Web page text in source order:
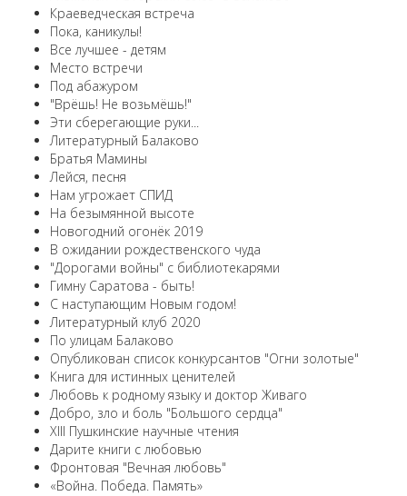
Краеведческая встреча
Пока, каникулы!
Все лучшее - детям
Место встречи
Под абажуром
"Врёшь! Не возьмёшь!"
Эти сберегающие руки...
Литературный Балаково
Братья Мамины
Лейся, песня
Нам угрожает СПИД
На безымянной высоте
Новогодний огонёк 2019
В ожидании рождественского чуда
"Дорогами войны" с библиотекарями
Гимну Саратова - быть!
С наступающим Новым годом!
Литературный клуб 2020
По улицам Балаково
Опубликован список конкурсантов "Огни золотые"
Книга для истинных ценителей
Любовь к родному языку и доктор Живаго
Добро, зло и боль "Большого сердца"
XIII Пушкинские научные чтения
Дарите книги с любовью
Фронтовая "Вечная любовь"
«Война. Победа. Память»